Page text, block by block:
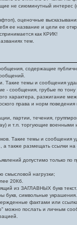
не сиюминутный интерес
оценочные
ее название и цели ее
как КРИК!
тем.
содержащие
темы и сообщения
- сообщения, грубые по
характера, разжигание
права и норм
партии, течения,
и т.п. торгующие
Такие темы и сообщения
размещать ссылки
допустимо только
нагрузки;
20Кб.
из ЗАГЛАВНЫХ букв текст.
букв, символьные украшения.
фактами или
можно послать и личным